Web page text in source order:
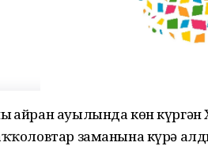
ауылында көн
заманына күрә